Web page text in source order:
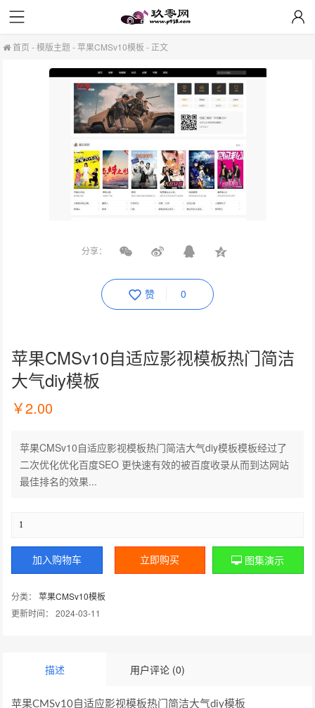
首页 -模版主题-苹果CMSv10模板 - 正文
分享：
赞 0
苹果CMSv10自适应影视模板热门简洁
大气diy模板
￥2.00
苹果CMSv10自适应影视模板热门简洁大气diy模板模板经过了
二次优化优化百度SEO 更快速有效的被百度收录从而到达网站
最佳排名的效果...
加入购物车 立即购买 图集演示
分类：苹果CMSv10模板
更新时间： 2024-03-11
描述 用户评论 (0)
苹果CMSv10自适应影视模板热门简洁大气diy模板